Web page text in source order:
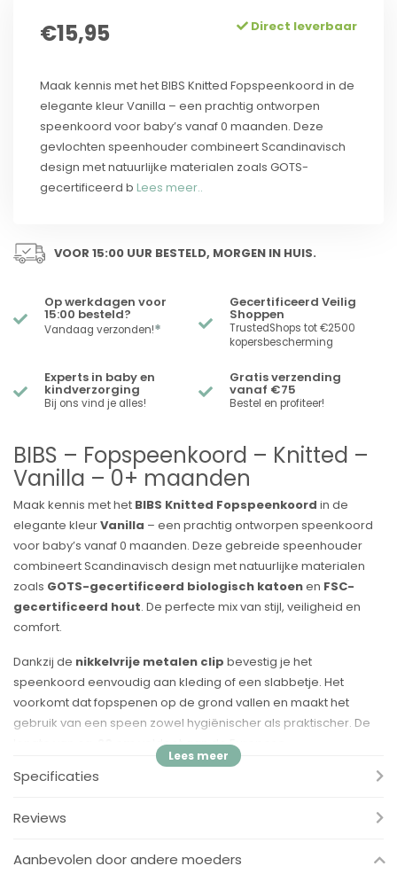
€15,95 Direct leverbaar
Maak kennis met het BIBS Knitted Fopspeenkoord in de
elegante kleur Vanilla – een prachtig ontworpen
speenkoord voor baby’s vanaf 0 maanden. Deze
gevlochten speenhouder combineert Scandinavisch
design met natuurlijke materialen zoals GOTS-
gecertificeerd b Lees meer..
VOOR 15:00 UUR BESTELD, MORGEN IN HUIS.
Op werkdagen voor
15:00 besteld?
Vandaag verzonden!*
Gecertificeerd Veilig
Shoppen
TrustedShops tot €2500
kopersbescherming
Experts in baby en
kindverzorging
Bij ons vind je alles!
Gratis verzending
vanaf €75
Bestel en profiteer!
BIBS – Fopspeenkoord – Knitted –
Vanilla – 0+ maanden
Maak kennis met het BIBS Knitted Fopspeenkoord in de
elegante kleurVanilla – een prachtig ontworpen speenkoord
voor baby’s vanaf 0 maanden. Deze gebreide speenhouder
combineert Scandinavisch design met natuurlijke materialen
zoals GOTS-gecertificeerd biologisch katoenen FSC-
gecertificeerd hout. De perfecte mix van stijl, veiligheid en
comfort.
Dankzij de nikkelvrije metalen clip bevestig je het
speenkoord eenvoudig aan kleding of een slabbetje. Het
voorkomt dat fopspenen op de grond vallen en maakt het
gebruik van een speen zowel hygiënischer als praktischer. De
voldoet aan de Europese
✓ Gemaakt van 100% biologisch GOTS-gecertificeerd katoen –
✓ FSC-gecertificeerd hout – uit duurzaam beheerde bossen
Specificaties
Reviews
Aanbevolen door andere moeders